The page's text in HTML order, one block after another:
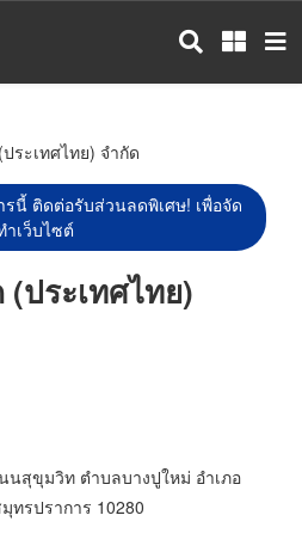
ระเทศไทย) จำกัด
นี้ ติดต่อรับส่วนลดพิเศษ! เพื่อจัด
ำเว็บไซต์
(ประเทศไทย)
นสุขุมวิท ตำบลบางปูใหม่ อำเภอ
ทรปราการ 10280